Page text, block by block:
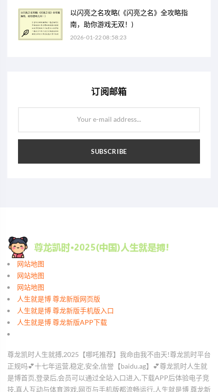
以闪亮之名攻略(《闪亮之名》全攻略指
南，助你游戏无双！)
2026-01-22 08:58:23
订阅邮箱
Your e-mail address...
SUBSCRIBE
网站地图
网站地图
网站地图
人生就是博 尊龙新版网页版
人生就是博 尊龙新版手机版入口
人生就是博 尊龙新版APP下载
尊龙凯时人生就搏,2025【哪吒推荐】我命由我不由天!尊龙凯时平台
正规吗💕十七年运营,稳定,安全,信誉【baidu.ag】💕尊龙凯时人生就
是博首页,登录后,会员可以通过全站入口进入,下载APP后体验电子竞
技,真人互动与体育游戏,网页与手机版都流畅运行,人生就是博 尊龙新